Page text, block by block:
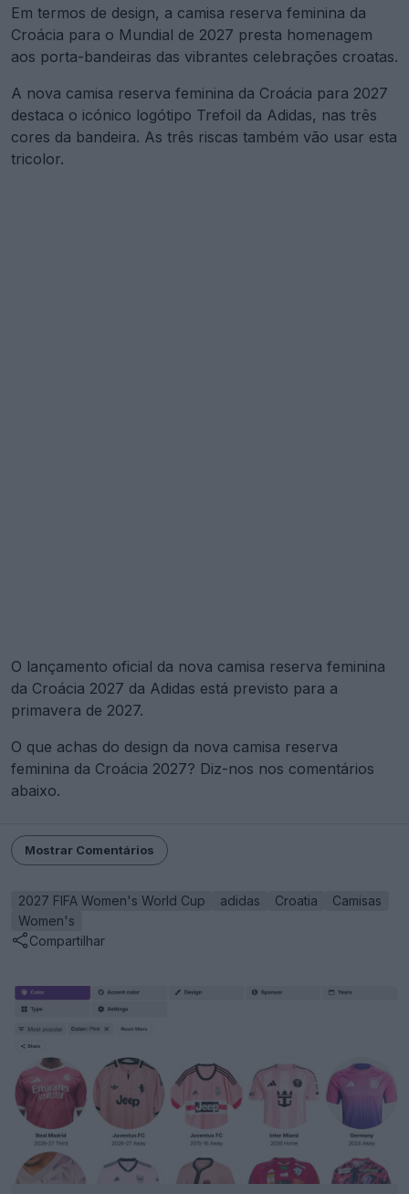
Em termos de design, a camisa reserva feminina da
Croácia para o Mundial de 2027 presta homenagem
aos porta-bandeiras das vibrantes celebrações croatas.
A nova camisa reserva feminina da Croácia para 2027
destaca o icónico logótipo Trefoil da Adidas, nas três
cores da bandeira. As três riscas também vão usar esta
tricolor.
O lançamento oficial da nova camisa reserva feminina
da Croácia 2027 da Adidas está previsto para a
primavera de 2027.
O que achas do design da nova camisa reserva
feminina da Croácia 2027? Diz-nos nos comentários
abaixo.
Mostrar Comentários
2027 FIFA Women's World Cup adidas Croatia
Camisas
Women's
Compartilhar